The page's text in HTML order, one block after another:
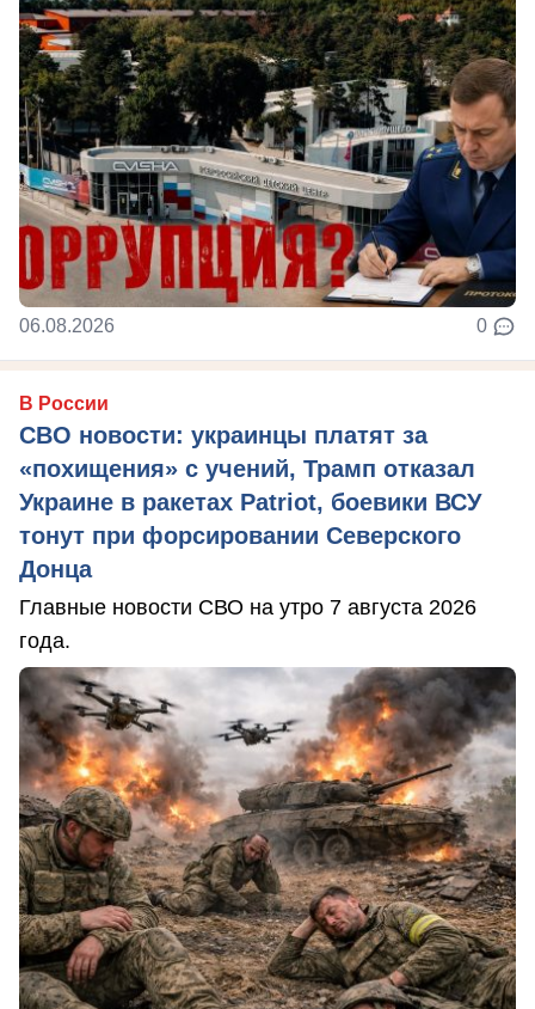
06.08.2026 0
В России
СВО новости: украинцы платят за
«похищения» с учений, Трамп отказал
Украине в ракетах Patriot, боевики ВСУ
тонут при форсировании Северского
Донца
Главные новости СВО на утро 7 августа 2026
года.